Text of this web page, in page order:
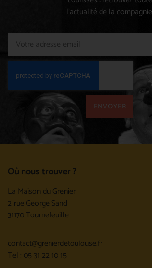
l’actualité de la compagnie
ENVOYER
Où nous trouver ?
La Maison du Grenier
2 rue George Sand
31170 Tournefeuille
contact@grenierdetoulouse.fr
Tel : 05 31 22 10 15